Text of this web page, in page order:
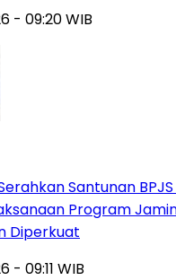
- 09:20 WIB
Santunan
Program
Diperkuat
- 09:11 WIB